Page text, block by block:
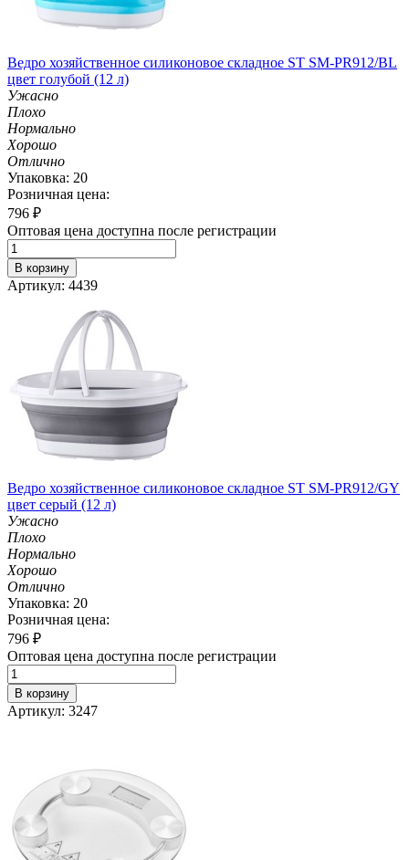
Ведро хозяйственное силиконовое складное ST SM-PR912/BL
цвет голубой (12 л)
Ужасно
Плохо
Нормально
Хорошо
Отлично
Упаковка: 20
Розничная цена:
796 ₽
Оптовая цена доступна после регистрации
В корзину
Артикул: 4439
Ведро хозяйственное силиконовое складное ST SM-PR912/GY
цвет серый (12 л)
Ужасно
Плохо
Нормально
Хорошо
Отлично
Упаковка: 20
Розничная цена:
796 ₽
Оптовая цена доступна после регистрации
В корзину
Артикул: 3247